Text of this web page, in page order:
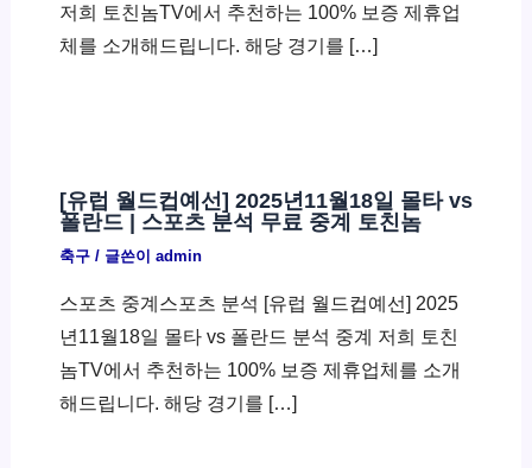
저희 토친놈TV에서 추천하는 100% 보증 제휴업
체를 소개해드립니다. 해당 경기를 […]
[유럽 월드컵예선] 2025년11월18일 몰타 vs
폴란드 | 스포츠 분석 무료 중계 토친놈
축구/ 글쓴이 admin
스포츠 중계스포츠 분석 [유럽 월드컵예선] 2025
년11월18일 몰타 vs 폴란드 분석 중계 저희 토친
놈TV에서 추천하는 100% 보증 제휴업체를 소개
해드립니다. 해당 경기를 […]